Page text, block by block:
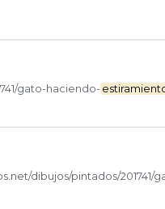
gato-haciendo-
dibujos/pintados/201741/